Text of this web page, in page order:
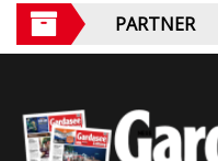
PARTNER